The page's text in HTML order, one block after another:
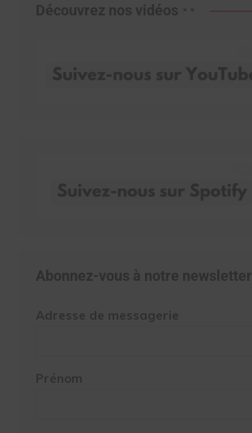
Découvrez nos vidéos
Abonnez-vous à notre newsletter
Adresse de messagerie
Prénom